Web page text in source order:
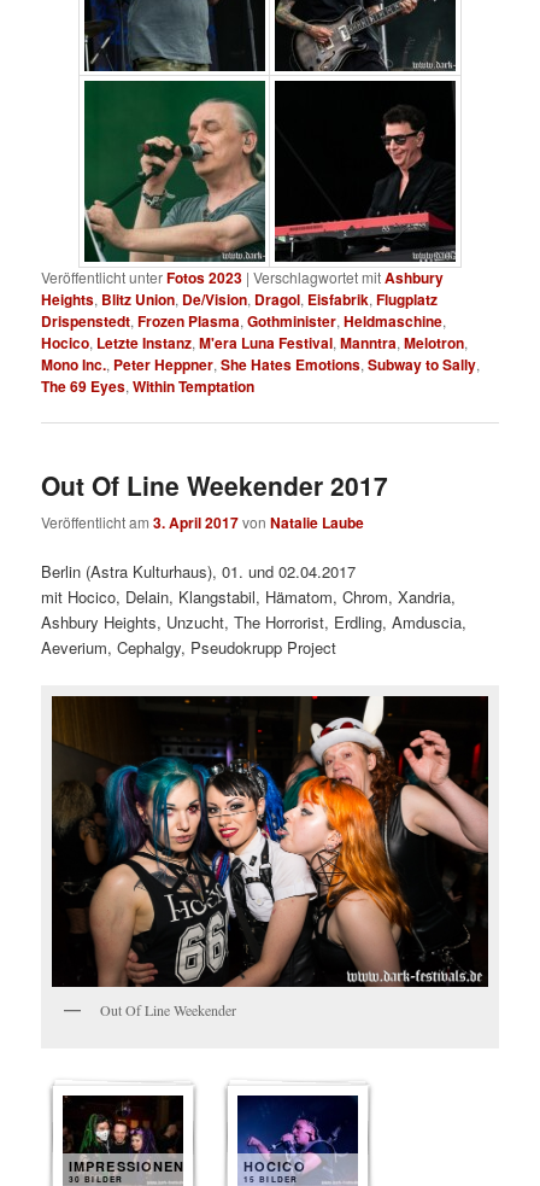
Veröffentlicht unterFotos 2023 |Verschlagwortet mitAshbury
Heights, Blitz Union, De/Vision, Dragol, Eisfabrik,Flugplatz
Drispenstedt,Frozen Plasma,Gothminister,Heldmaschine,
Hocico, Letzte Instanz,M'era Luna Festival,Manntra,Melotron,
Mono Inc., Peter Heppner,She Hates Emotions,Subway to Sally,
The 69 Eyes,Within Temptation
Out Of Line Weekender 2017
Veröffentlicht am3. April 2017vonNatalie Laube
Berlin (Astra Kulturhaus), 01. und 02.04.2017
mit Hocico, Delain, Klangstabil, Hämatom, Chrom, Xandria,
Ashbury Heights, Unzucht, The Horrorist, Erdling, Amduscia,
Aeverium, Cephalgy, Pseudokrupp Project
Out Of Line Weekender
IMPRESSIONEN
30 BILDER
HOCICO
15 BILDER